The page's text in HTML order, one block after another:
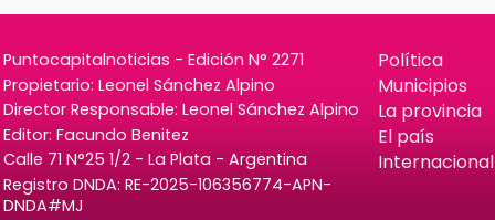
Puntocapitalnoticias - Edición N° 2271
Propietario: Leonel Sánchez Alpino
Director Responsable: Leonel Sánchez Alpino
Editor: Facundo Benitez
Calle 71 N°25 1/2 - La Plata - Argentina
Registro DNDA: RE-2025-106356774-APN-
DNDA#MJ
Política
Municipios
La provincia
El país
Internacional